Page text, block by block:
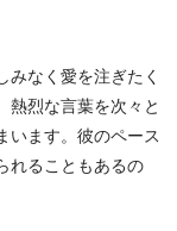
みなく愛を注ぎたく
熱烈な言葉を次々と
います。彼のペース
れることもあるの